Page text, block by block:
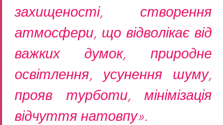
захищеності, створення
атмосфери, що відволікає від
важких думок, природне
освітлення, усунення шуму,
прояв турботи, мінімізація
відчуття натовпу».